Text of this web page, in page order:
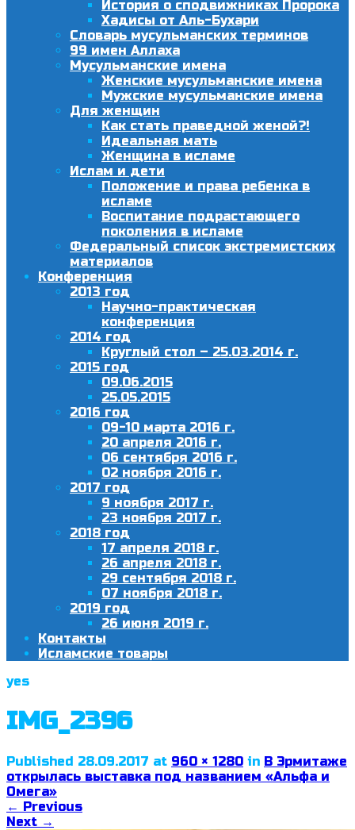
История о сподвижниках Пророка
Хадисы от Аль-Бухари
Словарь мусульманских терминов
99 имен Аллаха
Мусульманские имена
Женские мусульманские имена
Мужские мусульманские имена
Для женщин
Как стать праведной женой?!
Идеальная мать
Женщина в исламе
Ислам и дети
Положение и права ребенка в
исламе
Воспитание подрастающего
поколения в исламе
Федеральный список экстремистских
материалов
Конференция
2013 год
Научно-практическая
конференция
2014 год
Круглый стол – 25.03.2014 г.
2015 год
09.06.2015
25.05.2015
2016 год
09-10 марта 2016 г.
20 апреля 2016 г.
06 сентября 2016 г.
02 ноября 2016 г.
2017 год
9 ноября 2017 г.
23 ноября 2017 г.
2018 год
17 апреля 2018 г.
26 апреля 2018 г.
29 сентября 2018 г.
07 ноября 2018 г.
2019 год
26 июня 2019 г.
Контакты
Исламские товары
yes
IMG_2396
Published 28.09.2017 at 960 × 1280 in В Эрмитаже
открылась выставка под названием «Альфа и
Омега»
← Previous
Next →